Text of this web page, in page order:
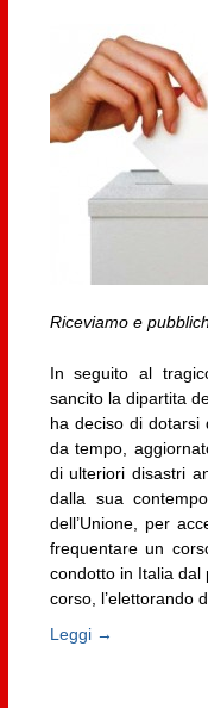
Riceviamo e
In seguito al
sancito la dipartita
ha deciso di dotarsi
da tempo,
di ulteriori disastri
dalla sua
dell’Unione, per
frequentare un
condotto in Italia dal
corso, l’elettorando
Leggi →